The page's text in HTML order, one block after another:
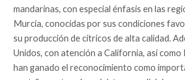
mandarinas, con especial énfasis en las
Murcia, conocidas por sus condiciones
su producción de cítricos de alta calidad.
Unidos, con atención a California, así como
han ganado el reconocimiento como